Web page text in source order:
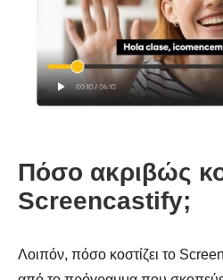
Πόσο ακριβώς
Screencastify;
Λοιπόν, πόσο κοστίζει το